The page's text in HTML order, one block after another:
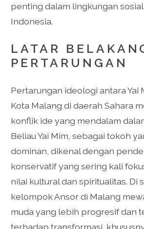
penting dalam lingkungan
Indonesia.
LATAR
PERTARUNGAN
Pertarungan ideologi antara Yai
Kota Malang di daerah Sahara
konflik ide yang mendalam
Beliau Yai Mim, sebagai tokoh
dominan, dikenal dengan
konservatif yang sering kali
nilai kultural dan spiritualitas. Di
kelompok Ansor di Malang
muda yang lebih progresif dan